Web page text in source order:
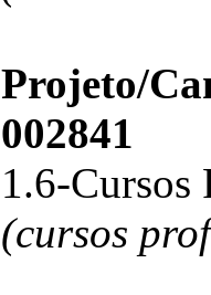
Projeto/
002841
1.6-Cursos
(cursos